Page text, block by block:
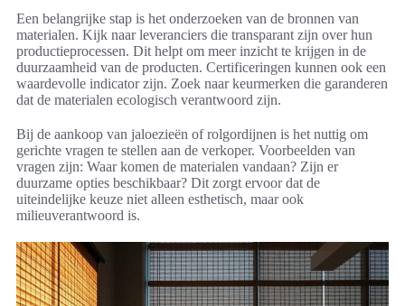
Een belangrijke stap is het onderzoeken van de bronnen van
materialen. Kijk naar leveranciers die transparant zijn over hun
productieprocessen. Dit helpt om meer inzicht te krijgen in de
duurzaamheid van de producten. Certificeringen kunnen ook een
waardevolle indicator zijn. Zoek naar keurmerken die garanderen
dat de materialen ecologisch verantwoord zijn.
Bij de aankoop van jaloezieën of rolgordijnen is het nuttig om
gerichte vragen te stellen aan de verkoper. Voorbeelden van
vragen zijn: Waar komen de materialen vandaan? Zijn er
duurzame opties beschikbaar? Dit zorgt ervoor dat de
uiteindelijke keuze niet alleen esthetisch, maar ook
milieuverantwoord is.